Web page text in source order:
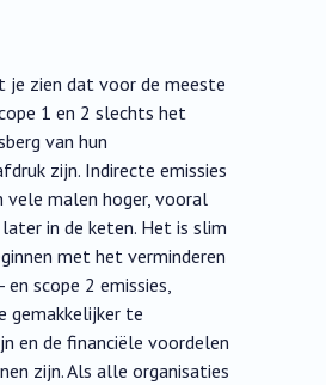
je zien dat voor de meeste
1 en 2 slechts het
van hun
zijn. Indirecte emissies
vele malen hoger, vooral
in de keten. Het is slim
met het verminderen
en scope 2 emissies,
gemakkelijker te
en de financiële voordelen
zijn. Als alle organisaties